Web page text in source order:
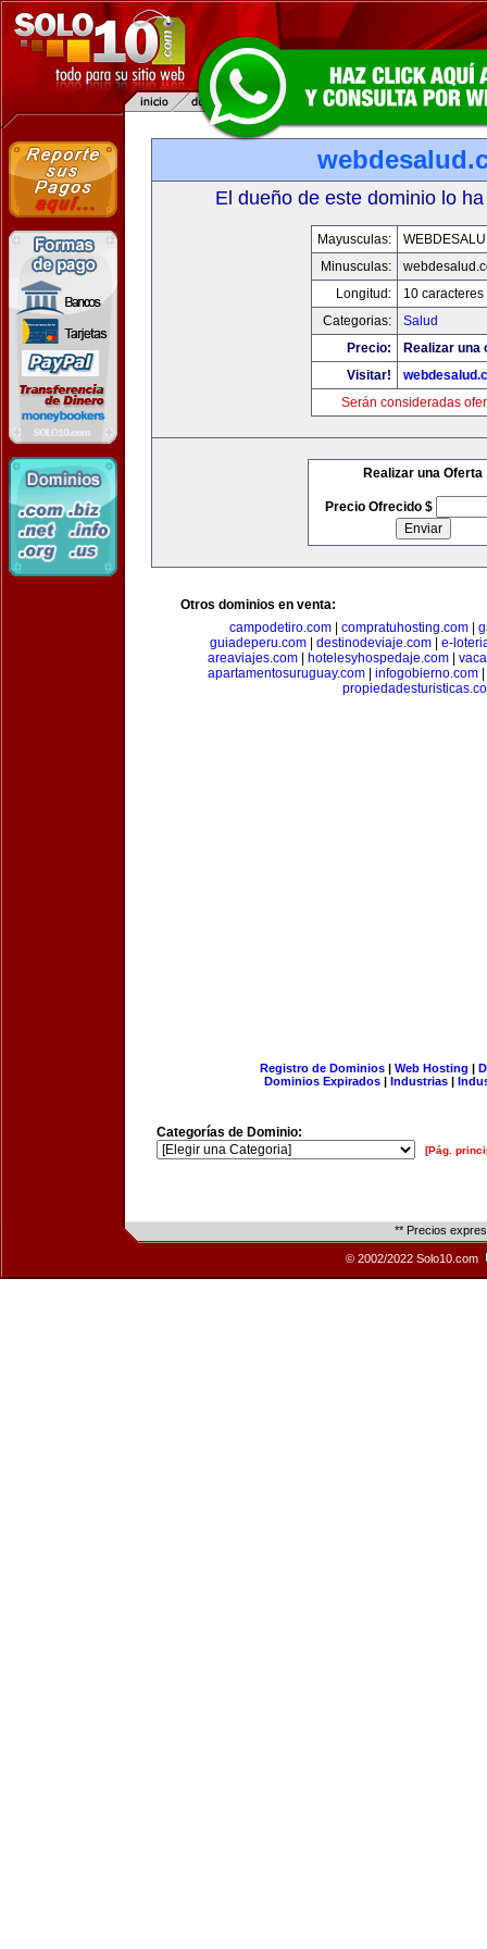
El dueño de este dominio lo
Mayusculas:
Minusculas:
Longitud:
10 caracteres
Categorias:
Salud
Precio:
Realizar una
Visitar!
Serán consideradas
Realizar una Oferta
Precio Ofrecido $
Otros dominios en venta:
campodetiro.com
compratuhosting.com
guiadeperu.com
destinodeviaje.com
e-
areaviajes.com
hotelesyhospedaje.com
apartamentosuruguay.com
infogobierno.com
Registro de Dominios| Web Hosting |
Dominios Expirados | Industrias |
Categorías de Dominio:
[Pág.
** Precios
© 2002/2022 Solo10.com